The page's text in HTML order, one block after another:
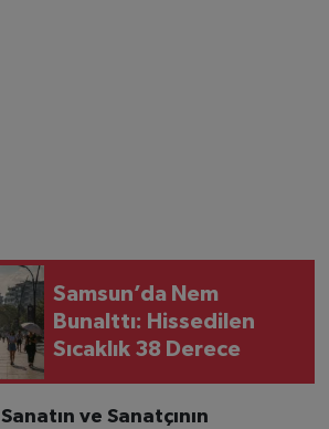
Samsun’da Nem
Bunalttı: Hissedilen
Sıcaklık 38 Derece
ve Sanatçının